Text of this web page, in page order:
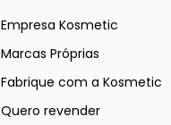
Empresa Kosmetic
Marcas Próprias
Fabrique com a Kosmetic
Quero revender